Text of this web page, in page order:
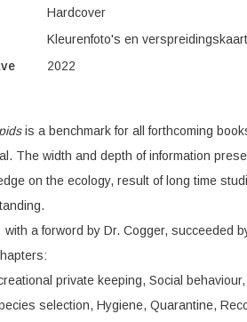
Hardcover
Kleurenfoto's en
2022
is a benchmark for all forthcoming
The width and depth of information
on the ecology, result of long time
a forword by Dr. Cogger, succeeded
private keeping, Social
selection, Hygiene, Quarantine,